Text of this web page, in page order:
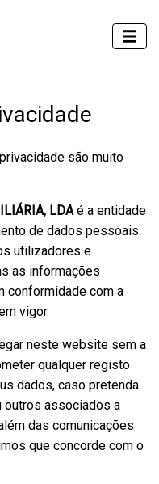
são muito
LDA é a entidade
de dados pessoais.
utilizadores e
as informações
conformidade com a
vigor.
neste website sem a
qualquer registo
dados, caso pretenda
outros associados a
das comunicações
que concorde com o